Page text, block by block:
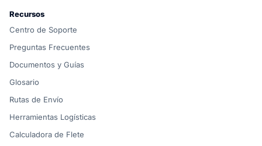
Recursos
Centro de Soporte
Preguntas Frecuentes
Documentos y Guías
Glosario
Rutas de Envío
Herramientas Logísticas
Calculadora de Flete